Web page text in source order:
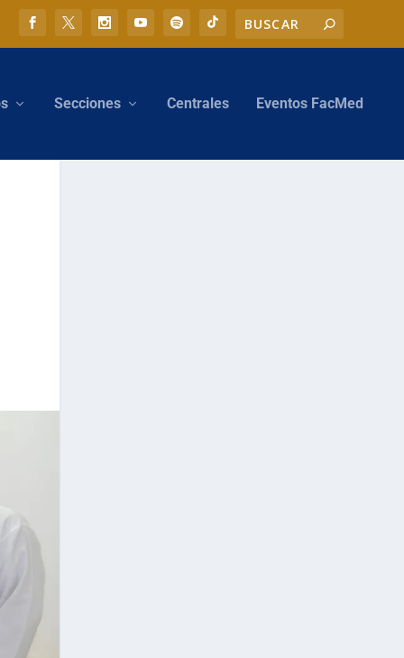
Secciones Centrales Eventos FacMed